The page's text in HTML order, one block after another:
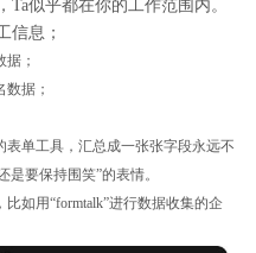
似乎都在你的工作范围内。
信息；
；
据；
单工具，汇总成一张张字段永远不
是要保持围笑”的表情。
如用“formtalk”进行数据收集的企